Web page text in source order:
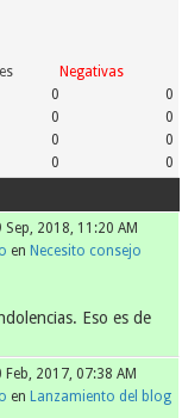
Negativas
0
0
0
0
0
0
0
0
2018, 11:20 AM
en Necesito consejo
Eso es de
2017, 07:38 AM
en Lanzamiento del blog